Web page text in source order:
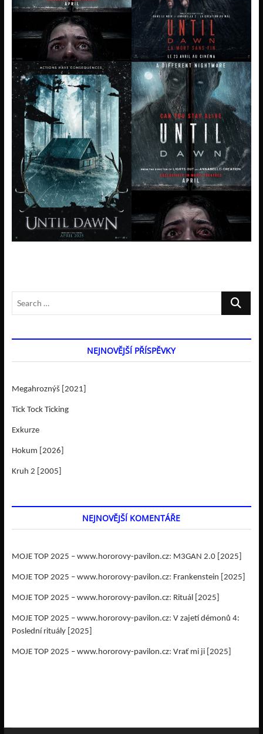
Search
NEJNOVĚJŠÍ PŘÍSPĚVKY
Megahroznýš [2021]
Tick Tock Ticking
Exkurze
Hokum [2026]
Kruh 2 [2005]
NEJNOVĚJŠÍ KOMENTÁŘE
MOJE TOP 2025 – www.hororovy-pavilon.cz: M3GAN 2.0 [2025]
MOJE TOP 2025 – www.hororovy-pavilon.cz: Frankenstein [2025]
MOJE TOP 2025 – www.hororovy-pavilon.cz: Rituál [2025]
MOJE TOP 2025 – www.hororovy-pavilon.cz: V zajetí démonů 4:
Poslední rituály [2025]
MOJE TOP 2025 – www.hororovy-pavilon.cz: Vrať mi ji [2025]